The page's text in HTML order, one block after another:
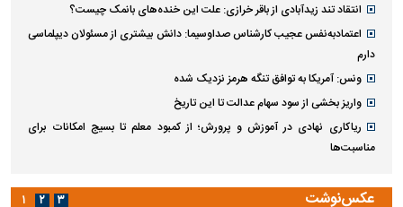
انتقاد تند زیدآبادی از باقر خرازی: علت این خنده‌های بانمک چیست؟
اعتمادبه‌نفس عجیب کارشناس صداوسیما: دانش بیشتری از مسئولان دیپلماسی
دارم
ونس: آمریکا به توافق تنگه هرمز نزدیک شده
واریز بخشی از سود سهام عدالت تا این تاریخ
ریاکاری نهادی در آموزش و پرورش؛ از کمبود معلم تا بسیج امکانات برای
مناسبت‌ها
عکس‌نوشت ۱ ۲ ۳